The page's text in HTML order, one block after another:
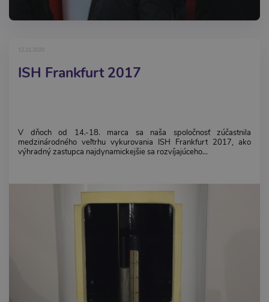
ISH Frankfurt 2017
V dňoch od 14.-18. marca sa naša spoločnosť zúčastnila
medzinárodného veľtrhu vykurovania ISH Frankfurt 2017, ako
výhradný zastupca najdynamickejšie sa rozvíjajúceho...